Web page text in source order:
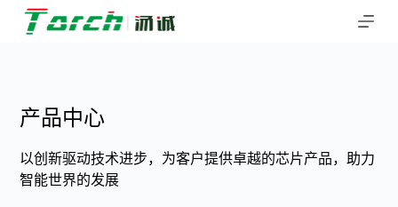
跳
产品中心
以创新驱动技术进步，为客户提供卓越的芯片产品，助力
智能世界的发展